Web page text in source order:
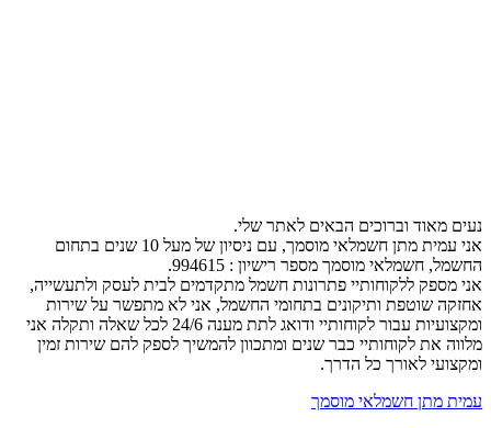
נעים מאוד וברוכים הבאים לאתר שלי.
אני עמית מתן חשמלאי מוסמך, עם ניסיון של מעל 10 שנים בתחום
החשמל, חשמלאי מוסמך מספר רישיון : 994615.
אני מספק ללקוחותיי פתרונות חשמל מתקדמים לבית לעסק ולתעשייה,
אחזקה שוטפת ותיקונים בתחומי החשמל, אני לא מתפשר על שירות
ומקצועיות עבור לקוחותיי ודואג לתת מענה 24/6 לכל שאלה ותקלה אני
מלווה את לקוחותיי כבר שנים ומתכוון להמשיך לספק להם שירות זמין
ומקצועי לאורך כל הדרך.
עמית מתן חשמלאי מוסמך